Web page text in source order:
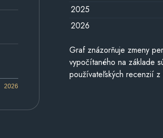
2026
2025
2026
Graf znázorňuje zmeny
vypočítaného na základe
používateľských recenzií z